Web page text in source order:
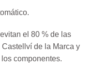
el 80 % de las
de la Marca y
componentes.